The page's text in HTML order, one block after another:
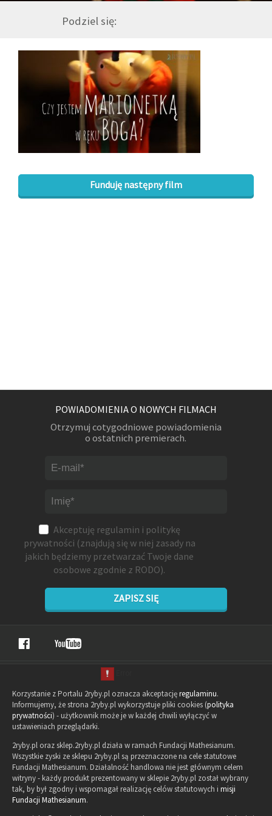
DRUŻYNA
WESPRZYJ NAS
PARTNERZY
NEWSLETTER
Podziel się:
Funduję następny film
POWIADOMIENIA O NOWYCH FILMACH
Otrzymuj cotygodniowe powiadomienia
o ostatnich premierach.
Akceptuję regulamin i politykę
prywatności (znajdują się w niej zasady na
jakich będziemy przetwarzać Twoje dane
osobowe zgodnie z RODO).
ZAPISZ SIĘ
Korzystanie z Portalu 2ryby.pl oznacza akceptacjęregulaminu.
Informujemy, że strona 2ryby.pl wykorzystuje pliki cookies (polityka
prywatności) - użytkownik może je w każdej chwili wyłączyć w
ustawieniach przeglądarki.
2ryby.pl oraz sklep.2ryby.pl działa w ramach Fundacji Mathesianum.
Wszystkie zyski ze sklepu 2ryby.pl są przeznaczone na cele statutowe
Fundacji Mathesianum. Działalność handlowa nie jest głównym celem
witryny - każdy produkt prezentowany w sklepie 2ryby.pl został wybrany
tak, by był zgodny i wspomagał realizację celów statutowych i misji
Fundacji Mathesianum.